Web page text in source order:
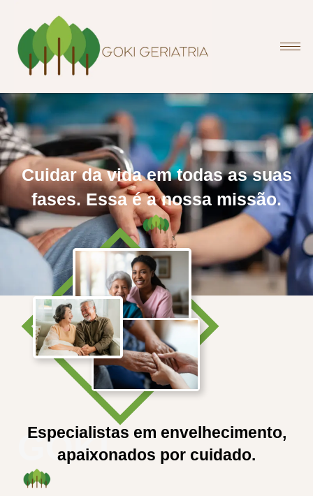
Cuidar da vida em todas as suas
fases. Essa é a nossa missão.
Especialistas em envelhecimento,
apaixonados por cuidado.
GOKI